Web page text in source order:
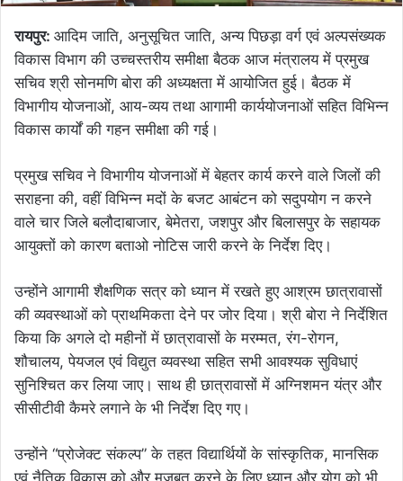
रायपुर: आदिम जाति, अनुसूचित जाति, अन्य पिछड़ा वर्ग एवं अल्पसंख्यक
विकास विभाग की उच्चस्तरीय समीक्षा बैठक आज मंत्रालय में प्रमुख
सचिव श्री सोनमणि बोरा की अध्यक्षता में आयोजित हुई। बैठक में
विभागीय योजनाओं, आय-व्यय तथा आगामी कार्ययोजनाओं सहित विभिन्न
विकास कार्यों की गहन समीक्षा की गई।
प्रमुख सचिव ने विभागीय योजनाओं में बेहतर कार्य करने वाले जिलों की
सराहना की, वहीं विभिन्न मदों के बजट आबंटन को सदुपयोग न करने
वाले चार जिले बलौदाबाजार, बेमेतरा, जशपुर और बिलासपुर के सहायक
आयुक्तों को कारण बताओ नोटिस जारी करने के निर्देश दिए।
उन्होंने आगामी शैक्षणिक सत्र को ध्यान में रखते हुए आश्रम छात्रावासों
की व्यवस्थाओं को प्राथमिकता देने पर जोर दिया। श्री बोरा ने निर्देशित
किया कि अगले दो महीनों में छात्रावासों के मरम्मत, रंग-रोगन,
शौचालय, पेयजल एवं विद्युत व्यवस्था सहित सभी आवश्यक सुविधाएं
सुनिश्चित कर लिया जाए। साथ ही छात्रावासों में अग्निशमन यंत्र और
सीसीटीवी कैमरे लगाने के भी निर्देश दिए गए।
उन्होंने “प्रोजेक्ट संकल्प” के तहत विद्यार्थियों के सांस्कृतिक, मानसिक
एवं नैतिक विकास को और मजबूत करने के लिए ध्यान और योग को भी